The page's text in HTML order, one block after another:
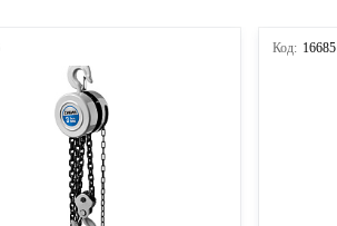
Код: 16685